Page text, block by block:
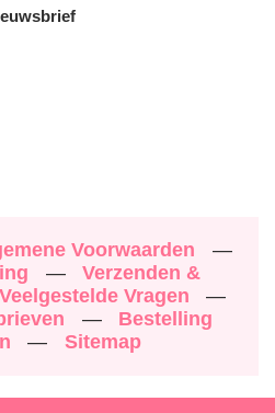
Voorwaarden
—
—
Verzenden &
Veelgestelde Vragen
—
—
Bestelling
— Sitemap